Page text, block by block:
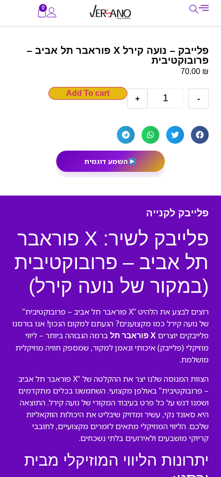
0
פלייבק – נועה קירל X פוראבר תל אביב –
פרובוקטיבית
70.00 ₪
-
+
Add To cart
השמע דוגמית
פלייבק לקנייה
פלייבק לשיר: X פוראבר
תל אביב – פרובוקטיבית
(במקור של נועה קירל)
רוצים לבצע את הלהיט “X פוראבר תל אביב – פרובוקטיבית”
של נועה קירל כמו מקצוענים? הגעתם למקום הנכון! אנו בורסנו
פלייבקים יוצרים X פוראבר תל
ברמה הגבוהה ביותר – ליווי
מוזיקלי (פלייבק) איכותי ונאמן למקור, שמספק חוויה מוזיקלית
מושלמת.
הצוות המנוסה שלנו יצר את ההקלטה של “X פוראבר תל אביב
– פרובוקטיבית” באולפן מקצועי. השתמשנו בכלים מתקדמים
ושמנו דגש על כל פרט בעיבוד המקורי של נועה קירל. התוצאה
היא סאונד נקי, עשיר ומדויק שיבליט את היכולות הווקאליות
שלכם. הליווי המוזיקלי מתאים לזמרים מקצועיים, לחובבי
קריוקי מושבעים ולאירועים בלתי נשכחים.
יתרונות הליווי המוזיקלי מבית